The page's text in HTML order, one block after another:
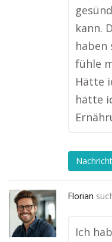
kann.
haben
fühle
Hätte
hätte
Florian
Ich